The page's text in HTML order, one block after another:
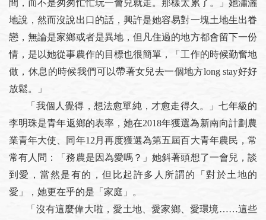
間，而不是匆匆忙忙玩一會兒就走。那樣太累了。」她瀟灑
地說，然而沒說出口的話，興許是她容易對一塊土地生出眷
戀，無論是家鄉或者是異地，但凡住過的地方都會留下一份
情，是以她從事農作的目標也很簡單，「工作的時候勤奮地
做，休息的時候我們可以帶著女兒去一個地方long stay好好
放鬆。」
「我個人覺得，想法愈單純，才愈走得久。」七年級的
李明珠是青年返鄉的表率，她在2018年獲選為新南向計劃農
業青年大使、同年12月再度獲選為第五屆百大青年農民，常
常有人問：「務農是因為愛嗎？」她斜著頭想了一會兒，談
到愛，當然是有的，但比起許多人所謂的「對於土地的
愛」，她更在乎的是「家庭」。
「沒有這麼偉大啦，愛土地、愛家鄉、愛環境……這些